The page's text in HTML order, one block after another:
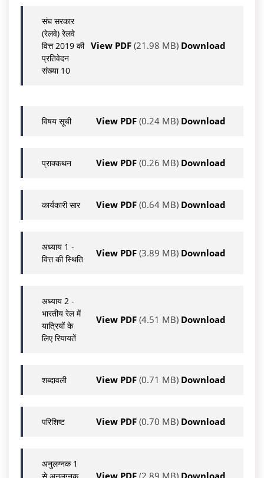
संघ सरकार
(रेलवे) रेलवे
वित्त 2019 की
प्रतिवेदन
संख्या 10
View PDF (21.98 MB) Download
विषय सूची View PDF (0.24 MB) Download
प्राक्कथन View PDF (0.26 MB) Download
कार्यकारी सार View PDF (0.64 MB) Download
अध्याय 1 -
वित्त की स्थिति
View PDF (3.89 MB) Download
अध्याय 2 -
भारतीय रेल में
यात्रियों के
लिए रियायतें
View PDF (4.51 MB) Download
शब्दावली View PDF (0.71 MB) Download
परिशिष्ट View PDF (0.70 MB) Download
अनुलग्नक 1